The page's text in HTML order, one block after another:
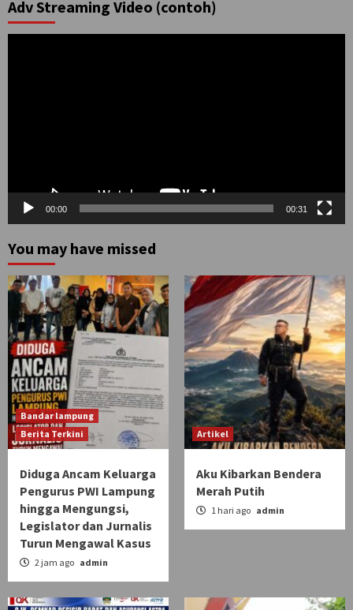
Adv Streaming Video (contoh)
00:00 00:31
You may have missed
Bandar lampung
Berita Terkini
Diduga Ancam Keluarga
Pengurus PWI Lampung
hingga Mengungsi,
Legislator dan Jurnalis
Turun Mengawal Kasus
2 jam ago admin
Artikel
Aku Kibarkan Bendera
Merah Putih
1 hari ago admin